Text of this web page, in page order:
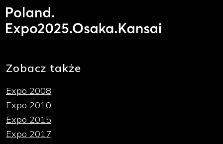
Zobacz także
Expo 2008
Expo 2010
Expo 2015
Expo 2017